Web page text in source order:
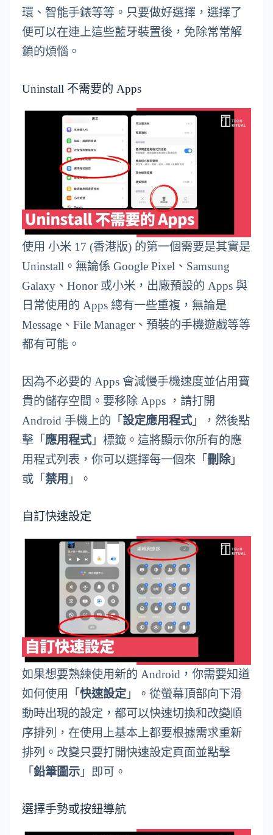
環、智能手錶等等。只要做好選擇，選擇了
便可以在連上這些藍牙裝置後，免除常常解
鎖的煩惱。
Uninstall 不需要的 Apps
使用 小米 17 (香港版) 的第一個需要是其實是
Uninstall。無論係 Google Pixel、Samsung
Galaxy、Honor 或小米，出廠預設的 Apps 與
日常使用的 Apps 總有一些重複，無論是
Message、File Manager、預裝的手機遊戲等等
都有可能。
因為不必要的 Apps 會減慢手機速度並佔用寶
貴的儲存空間。要移除 Apps ，請打開
Android 手機上的「 設定應用程式」，然後點
擊「 應用程式」標籤。這將顯示你所有的應
用程式列表，你可以選擇每一個來「 刪除」
或「 禁用 」。
自訂快速設定
如果想要熟練使用新的 Android，你需要知道
如何使用「 快速設定」。從螢幕頂部向下滑
動時出現的設定，都可以快速切換和改變順
序排列，在使用上基本上都要根據需求重新
排列。改變只要打開快速設定頁面並點擊
「 鉛筆圖示 」即可。
選擇手勢或按鈕導航